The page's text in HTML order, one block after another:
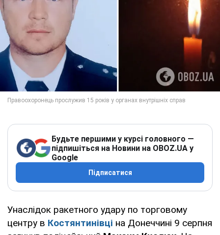
Будьте першими у курсі головного —
підпишіться на Новини на OBOZ.UA у
Google
Підписатися
Унаслідок ракетного удару по торговому
центру в Костянтинівці на Донеччині 9 серпня